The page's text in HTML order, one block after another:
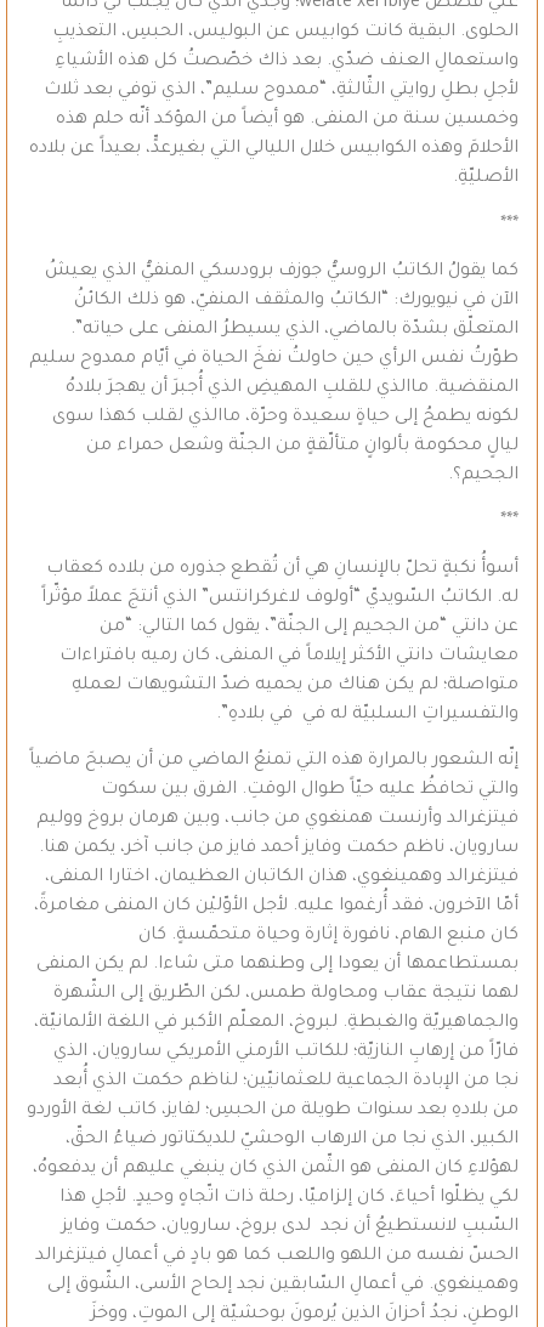
عليّ قصص welatê xerîbiyê؛ وجدّي الذي كان يجلبُ لي دائماً
الحلوى. البقية كانت كوابيس عن البوليس، الحبسِ، التعذيبِ
واستعمالِ العنف ضدّي. بعد ذاك خصّصتُ كل هذه الأشياءِ
لأجلِ بطلِ روايتي الثّالثةِ، “ممدوح سليم”، الذي توفي بعد ثلاث
وخمسين سنة من المنفى. هو أيضاً من المؤكد أنّه حلم هذه
الأحلامَ وهذه الكوابيس خلال الليالي التي بغيرعدٍّ، بعيداً عن بلاده
الأصليّةِ.
***
كما يقولُ الكاتبُ الروسيُّ جوزف برودسكي المنفيُّ الذي يعيشُ
الآن في نيويورك: “الكاتبُ والمثقف المنفيّ، هو ذلك الكائنُ
المتعلّق بشدّة بالماضي، الذي يسيطرُ المنفى على حياته”.
طوّرتُ نفس الرأي حين حاولتُ نفخَ الحياة في أيّام ممدوح سليم
المنقضية. ماالذي للقلبِ المهيضِ الذي أُجبرَ أن يهجرَ بلادهُ
لكونه يطمحُ إلى حياةٍ سعيدة وحرّة، ماالذي لقلب كهذا سوى
ليالٍ محكومة بألوانٍ متألّقةٍ من الجنّة وشعل حمراء من
الجحيم؟.
***
أسوأُ نكبةٍ تحلّ بالإنسانِ هي أن تُقطع جذوره من بلاده كعقاب
له. الكاتبُ السّويديّ “أولوف لاغركرانتس” الذي أنتجَ عملاً مؤثّراً
عن دانتي “من الجحيم إلى الجنّة”، يقول كما التالي: “من
معايشات دانتي الأكثر إيلاماً في المنفى، كان رميه بافتراءات
متواصلة؛ لم يكن هناك من يحميه ضدّ التشويهات لعملهِ
والتفسيراتِ السلبيّة له في في بلادهِ”.
إنّه الشعور بالمرارة هذه التي تمنعُ الماضي من أن يصبحَ ماضياً
والتي تحافظُ عليه حيّاً طوال الوقتِ. الفرق بين سكوت
فيتزغرالد وأرنست همنغوي من جانب، وبين هرمان بروخ ووليم
سارويان، ناظم حكمت وفايز أحمد فايز من جانب آخر، يكمن هنا.
فيتزغرالد وهمينغوي، هذان الكاتبان العظيمان، اختارا المنفى،
أمّا الآخرون، فقد أُرغموا عليه. لأجل الأوّليْن كان المنفى مغامرةً،
كان منبع الهام، نافورة إثارة وحياة متحمّسةٍ. كان
بمستطاعمها أن يعودا إلى وطنهما متى شاءا. لم يكن المنفى
لهما نتيجة عقاب ومحاولة طمس، لكن الطّريق إلى الشّهرة
والجماهيريّة والغبطةِ. لبروخ، المعلّم الأكبر في اللغة الألمانيّة،
فارّاً من إرهابِ النازيّة؛ للكاتب الأرمني الأمريكي سارويان، الذي
نجا من الإبادة الجماعية للعثمانيّين؛ لناظم حكمت الذي أُبعد
من بلادهِ بعد سنوات طويلة من الحبسِ؛ لفايز، كاتب لغة الأوردو
الكبير، الذي نجا من الارهاب الوحشيّ للديكتاتور ضياءُ الحقّ،
لهؤلاءِ كان المنفى هو الثّمن الذي كان ينبغي عليهم أن يدفعوهُ،
لكي يظلّوا أحياءَ، كان إلزاميّا، رحلة ذات اتّجاهٍ وحيدٍ. لأجلِ هذا
السّببِ لانستطيعُ أن نجد لدى بروخ، سارويان، حكمت وفايز
الحسّ نفسه من اللهو واللعب كما هو بادٍ في أعمالِ فيتزغرالد
وهمينغوي. في أعمالِ السّابقين نجد إلحاح الأسى، الشّوق إلى
الوطنِ، نجدُ أحزانَ الذين يُرمونَ بوحشيّة إلى الموتِ، ووخزَ